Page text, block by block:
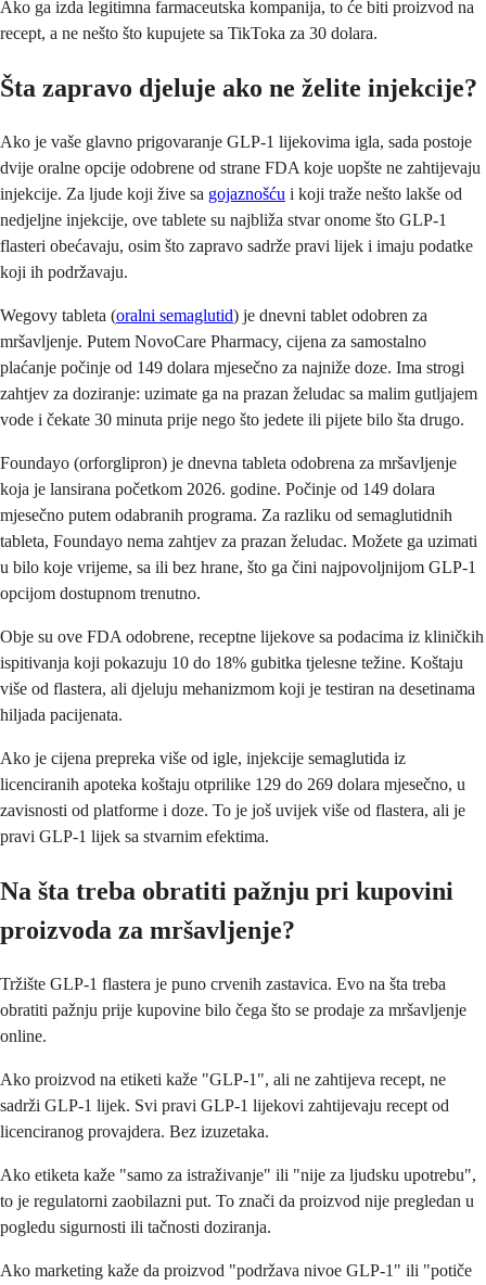
Ako ga izda legitimna farmaceutska kompanija, to će biti proizvod na
recept, a ne nešto što kupujete sa TikToka za 30 dolara.
Šta zapravo djeluje ako ne želite injekcije?
Ako je vaše glavno prigovaranje GLP-1 lijekovima igla, sada postoje
dvije oralne opcije odobrene od strane FDA koje uopšte ne zahtijevaju
injekcije. Za ljude koji žive sa gojaznošću i koji traže nešto lakše od
nedjeljne injekcije, ove tablete su najbliža stvar onome što GLP-1
flasteri obećavaju, osim što zapravo sadrže pravi lijek i imaju podatke
koji ih podržavaju.
Wegovy tableta (oralni semaglutid) je dnevni tablet odobren za
mršavljenje. Putem NovoCare Pharmacy, cijena za samostalno
plaćanje počinje od 149 dolara mjesečno za najniže doze. Ima strogi
zahtjev za doziranje: uzimate ga na prazan želudac sa malim gutljajem
vode i čekate 30 minuta prije nego što jedete ili pijete bilo šta drugo.
Foundayo (orforglipron) je dnevna tableta odobrena za mršavljenje
koja je lansirana početkom 2026. godine. Počinje od 149 dolara
mjesečno putem odabranih programa. Za razliku od semaglutidnih
tableta, Foundayo nema zahtjev za prazan želudac. Možete ga uzimati
u bilo koje vrijeme, sa ili bez hrane, što ga čini najpovoljnijom GLP-1
opcijom dostupnom trenutno.
Obje su ove FDA odobrene, receptne lijekove sa podacima iz kliničkih
ispitivanja koji pokazuju 10 do 18% gubitka tjelesne težine. Koštaju
više od flastera, ali djeluju mehanizmom koji je testiran na desetinama
hiljada pacijenata.
Ako je cijena prepreka više od igle, injekcije semaglutida iz
licenciranih apoteka koštaju otprilike 129 do 269 dolara mjesečno, u
zavisnosti od platforme i doze. To je još uvijek više od flastera, ali je
pravi GLP-1 lijek sa stvarnim efektima.
Na šta treba obratiti pažnju pri kupovini
proizvoda za mršavljenje?
Tržište GLP-1 flastera je puno crvenih zastavica. Evo na šta treba
obratiti pažnju prije kupovine bilo čega što se prodaje za mršavljenje
online.
Ako proizvod na etiketi kaže "GLP-1", ali ne zahtijeva recept, ne
sadrži GLP-1 lijek. Svi pravi GLP-1 lijekovi zahtijevaju recept od
licenciranog provajdera. Bez izuzetaka.
Ako etiketa kaže "samo za istraživanje" ili "nije za ljudsku upotrebu",
to je regulatorni zaobilazni put. To znači da proizvod nije pregledan u
pogledu sigurnosti ili tačnosti doziranja.
Ako marketing kaže da proizvod "podržava nivoe GLP-1" ili "potiče